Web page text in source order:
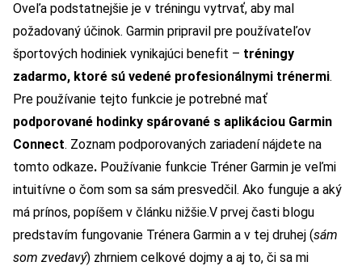
Oveľa podstatnejšie je v tréningu vytrvať, aby mal
požadovaný účinok. Garmin pripravil pre používateľov
športových hodiniek vynikajúci benefit – tréningy
zadarmo, ktoré sú vedené profesionálnymi trénermi.
Pre používanie tejto funkcie je potrebné mať
podporované hodinky spárované s aplikáciou Garmin
Connect. Zoznam podporovaných zariadení nájdete na
tomto odkaze. Používanie funkcie Tréner Garmin je veľmi
intuitívne o čom som sa sám presvedčil. Ako funguje a aký
má prínos, popíšem v článku nižšie.V prvej časti blogu
predstavím fungovanie Trénera Garmin a v tej druhej (sám
som zvedavý) zhrniem celkové dojmy a aj to, či sa mi